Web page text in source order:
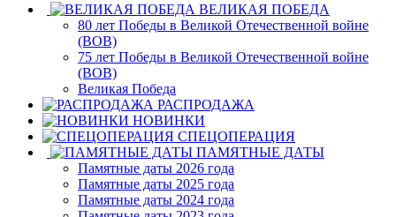
ВЕЛИКАЯ ПОБЕДА
80 лет Победы в Великой Отечественной войне
(ВОВ)
75 лет Победы в Великой Отечественной войне
(ВОВ)
Великая Победа
РАСПРОДАЖА
НОВИНКИ
СПЕЦОПЕРАЦИЯ
ПАМЯТНЫЕ ДАТЫ
Памятные даты 2026 года
Памятные даты 2025 года
Памятные даты 2024 года